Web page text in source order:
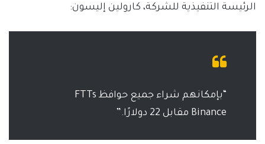
الرئيسة التنفيذية للشركة، كارولين إليسون:
“بإمكانهم شراء جميع حوافظ FTTs
Binance مقابل 22 دولارًا.”